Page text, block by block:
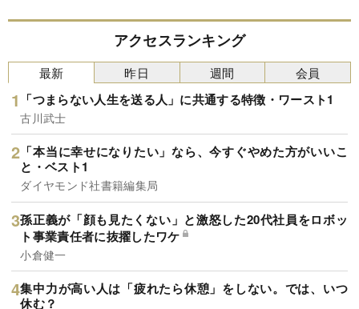
アクセスランキング
最新
「つまらない人生を送る人」に共通する特徴・ワースト1
古川武士
「本当に幸せになりたい」なら、今すぐやめた方がいいこ
と・ベスト1
ダイヤモンド社書籍編集局
孫正義が「顔も見たくない」と激怒した20代社員をロボッ
ト事業責任者に抜擢したワケ
小倉健一
集中力が高い人は「疲れたら休憩」をしない。では、いつ
休む？
昨日 週間 会員